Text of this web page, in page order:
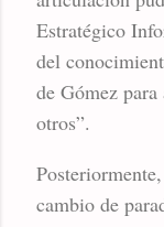
Estratégico
del
de Gómez
otros”.
cambio de